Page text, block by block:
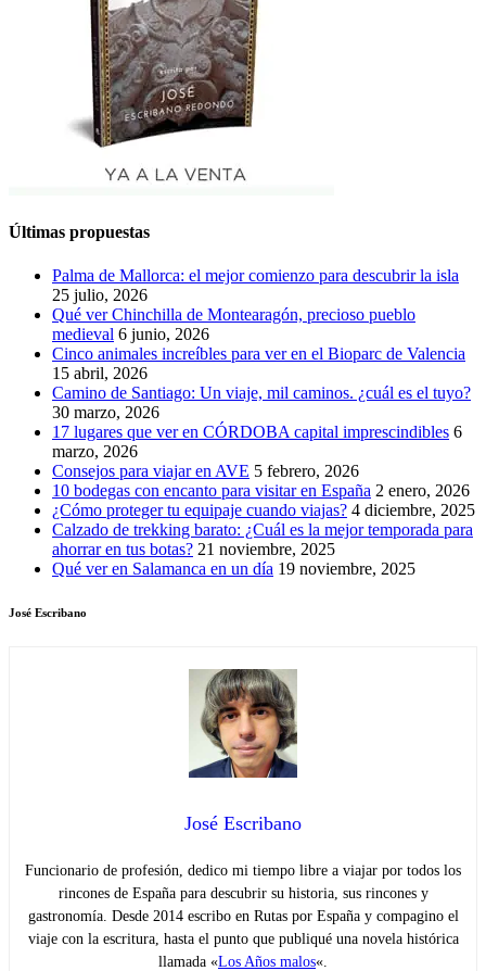
Últimas propuestas
Palma de Mallorca: el mejor comienzo para descubrir la isla
25 julio, 2026
Qué ver Chinchilla de Montearagón, precioso pueblo
medieval 6 junio, 2026
Cinco animales increíbles para ver en el Bioparc de Valencia
15 abril, 2026
Camino de Santiago: Un viaje, mil caminos. ¿cuál es el tuyo?
30 marzo, 2026
17 lugares que ver en CÓRDOBA capital imprescindibles 6
marzo, 2026
Consejos para viajar en AVE 5 febrero, 2026
10 bodegas con encanto para visitar en España 2 enero, 2026
¿Cómo proteger tu equipaje cuando viajas? 4 diciembre, 2025
Calzado de trekking barato: ¿Cuál es la mejor temporada para
ahorrar en tus botas? 21 noviembre, 2025
Qué ver en Salamanca en un día 19 noviembre, 2025
José Escribano
José Escribano
Funcionario de profesión, dedico mi tiempo libre a viajar por todos los
rincones de España para descubrir su historia, sus rincones y
gastronomía. Desde 2014 escribo en Rutas por España y compagino el
viaje con la escritura, hasta el punto que publiqué una novela histórica
llamada «Los Años malos«.